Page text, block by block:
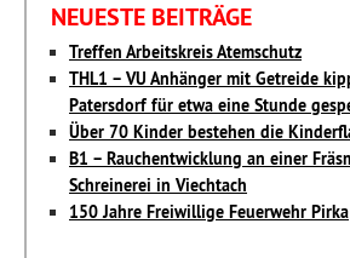
NEUESTE BEITRÄGE
Treffen Arbeitskreis Atemschutz
THL1 – VU Anhänger mit Getreide
Patersdorf für etwa eine Stunde
Über 70 Kinder bestehen die
B1 – Rauchentwicklung an einer
Schreinerei in Viechtach
150 Jahre Freiwillige Feuerwehr Pirka